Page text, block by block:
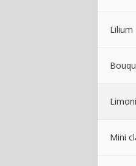
Lilium
Mini